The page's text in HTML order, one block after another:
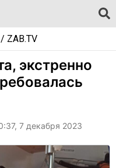
ZAB.TV
экстренно
7 декабря 2023